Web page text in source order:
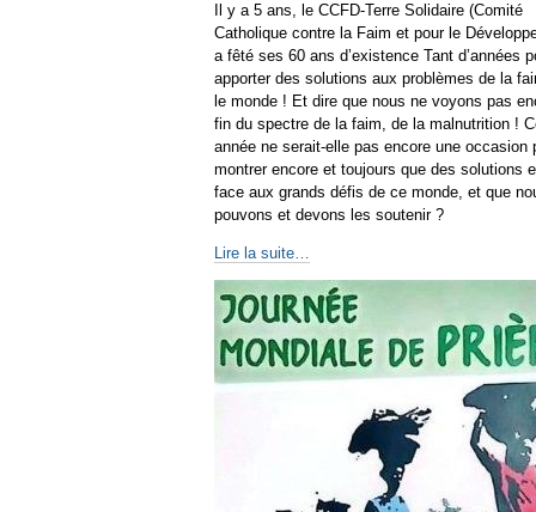
Il y a 5 ans, le CCFD-Terre Solidaire (Comité
Catholique contre la Faim et pour le
a fêté ses 60 ans d’existence Tant d’années
apporter des solutions aux problèmes de la
le monde ! Et dire que nous ne voyons pas
fin du spectre de la faim, de la malnutrition !
année ne serait-elle pas encore une occasion
montrer encore et toujours que des solutions
face aux grands défis de ce monde, et que
pouvons et devons les soutenir ?
Lire la suite…